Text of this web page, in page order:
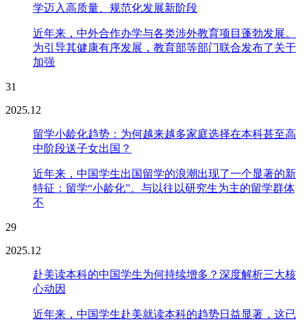
学迈入高质量、规范化发展新阶段
近年来，中外合作办学与各类涉外教育项目蓬勃发展。
为引导其健康有序发展，教育部等部门联合发布了关于
加强
31
2025.12
留学小龄化趋势：为何越来越多家庭选择在本科甚至高
中阶段送子女出国？
近年来，中国学生出国留学的浪潮出现了一个显著的新
特征：留学“小龄化”。与以往以研究生为主的留学群体
不
29
2025.12
赴美读本科的中国学生为何持续增多？深度解析三大核
心动因
近年来，中国学生赴美就读本科的趋势日益显著，这已